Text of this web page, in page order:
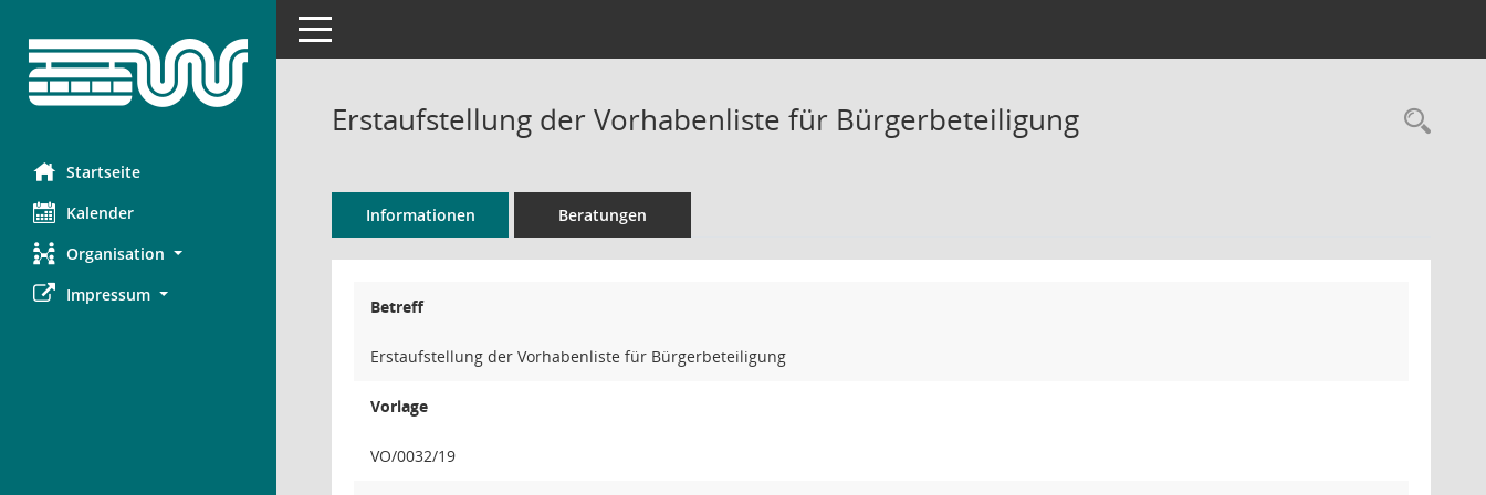
Startseite
Kalender
Organisation
Impressum
Toggle navigation
Erstaufstellung der Vorhabenliste für Bürgerbeteiligung
Informationen Beratungen
Betreff
Erstaufstellung der Vorhabenliste für Bürgerbeteiligung
Vorlage
VO/0032/19